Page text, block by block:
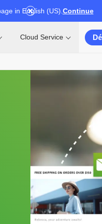
in English (US). Continue
Cloud Service